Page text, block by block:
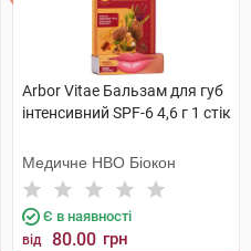
Arbor Vitae Бальзам для губ
інтенсивний SPF-6 4,6 г 1 стік
Медичне НВО Біокон
Є в наявності
від 80.00 грн